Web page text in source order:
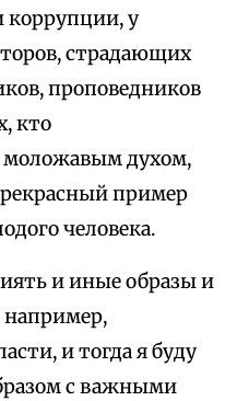
коррупции, у
страдающих
проповедников
кто
моложавым духом,
пример
человека.
и иные образы и
и тогда я буду
с важными